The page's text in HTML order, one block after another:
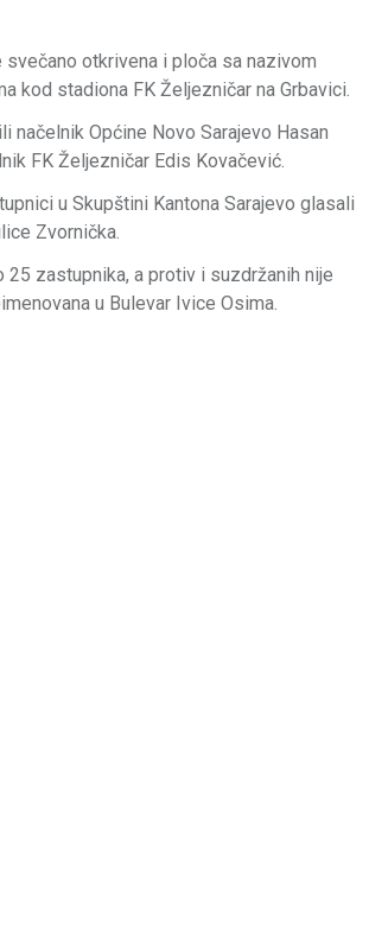
otkrivena i ploča sa nazivom
kod stadiona FK Željezničar na Grbavici.
načelnik Općine Novo Sarajevo Hasan
FK Željezničar Edis Kovačević.
u Skupštini Kantona Sarajevo glasali
Zvornička.
25 zastupnika, a protiv i suzdržanih nije
u Bulevar Ivice Osima.